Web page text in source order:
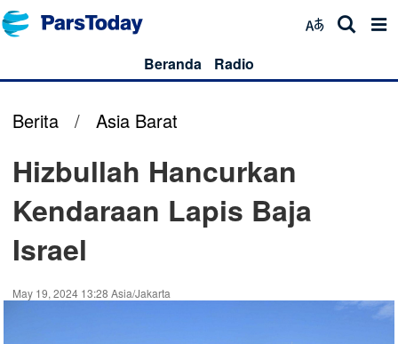
Beranda Radio
Berita / Asia Barat
Hizbullah Hancurkan
Kendaraan Lapis Baja
Israel
May 19, 2024 13:28 Asia/Jakarta